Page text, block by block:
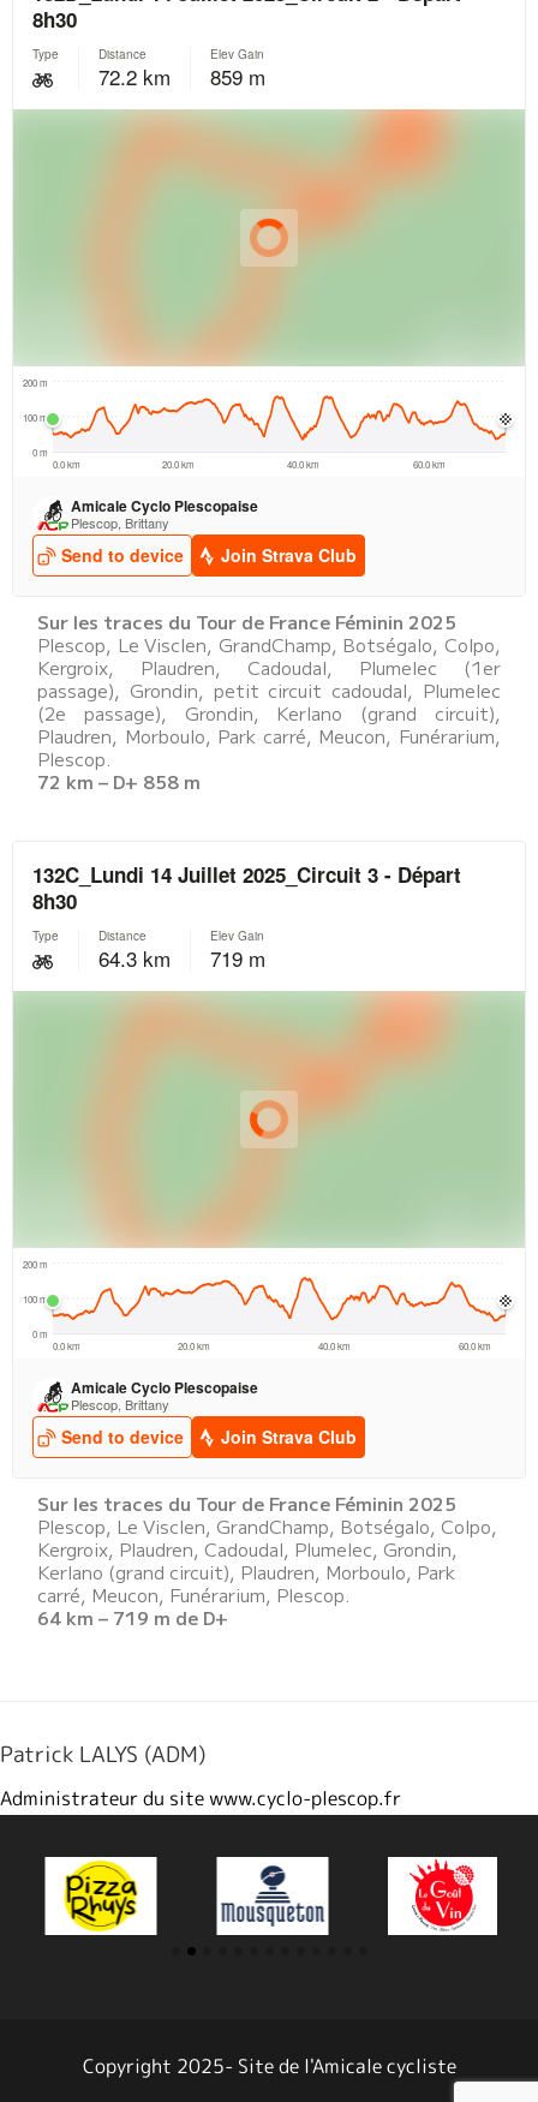
Sur les traces du Tour de France Féminin 2025
Plescop, Le Visclen, GrandChamp, Botségalo, Colpo,
Kergroix, Plaudren, Cadoudal, Plumelec (1er
passage), Grondin, petit circuit cadoudal, Plumelec
(2e passage), Grondin, Kerlano (grand circuit),
Plaudren, Morboulo, Park carré, Meucon, Funérarium,
Plescop.
72 km – D+ 858 m
Sur les traces du Tour de France Féminin 2025
Plescop, Le Visclen, GrandChamp, Botségalo, Colpo,
Kergroix, Plaudren, Cadoudal, Plumelec, Grondin,
Kerlano (grand circuit), Plaudren, Morboulo, Park
carré, Meucon, Funérarium, Plescop.
64 km – 719 m de D+
Patrick LALYS (ADM)
Administrateur du site www.cyclo-plescop.fr
Copyright 2025- Site de l'Amicale cycliste